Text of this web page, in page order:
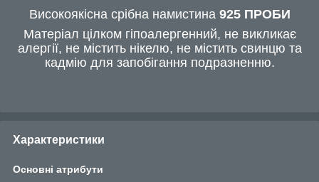
Високоякісна срібна намистина 925 ПРОБИ
Матеріал цілком гіпоалергенний, не викликає
алергії, не містить нікелю, не містить свинцю та
кадмію для запобігання подразненню.
Характеристики
Основні атрибути